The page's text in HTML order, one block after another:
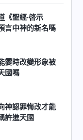
《聖經·啓示
言中神的新名嗎
霎時改變形象被
國嗎
神認罪悔改才能
許進天國